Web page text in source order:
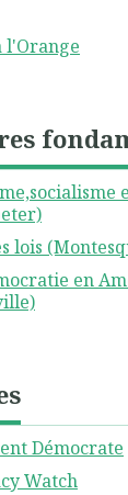
l'Orange
lois
en
Démocrate
Watch